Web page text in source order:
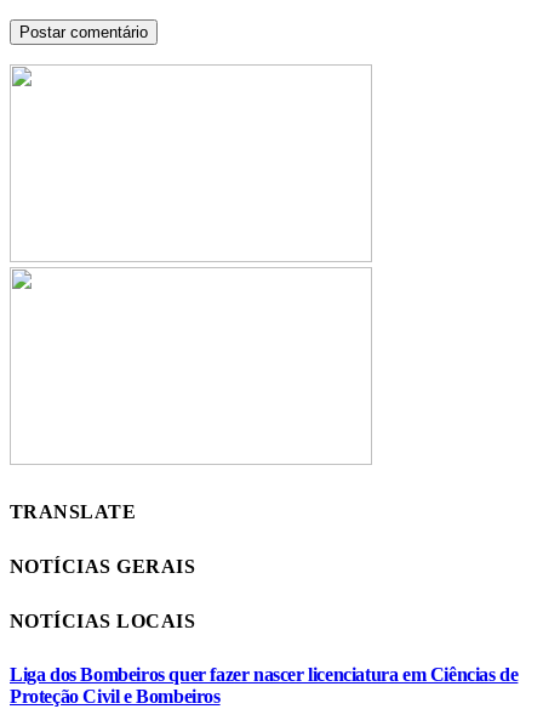
TRANSLATE
NOTÍCIAS GERAIS
NOTÍCIAS LOCAIS
Liga dos Bombeiros quer fazer nascer licenciatura em Ciências de
Proteção Civil e Bombeiros